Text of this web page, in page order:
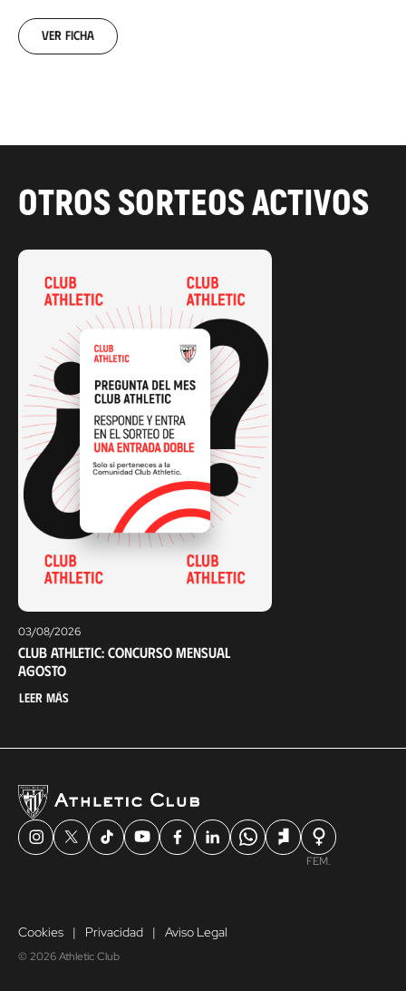
17
Ver ficha
OTROS SORTEOS ACTIVOS
03/08/2026
Club Athletic: Concurso mensual
agosto
Leer más
FEM.
Cookies Privacidad Aviso Legal
© 2026 Athletic Club